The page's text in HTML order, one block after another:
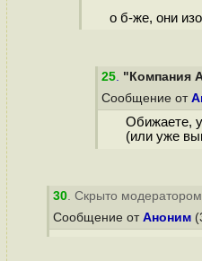
о б-же, они
25. "Компания
Сообщение от
Обижаете,
(или уже
30. Скрыто модератором
Сообщение от Аноним